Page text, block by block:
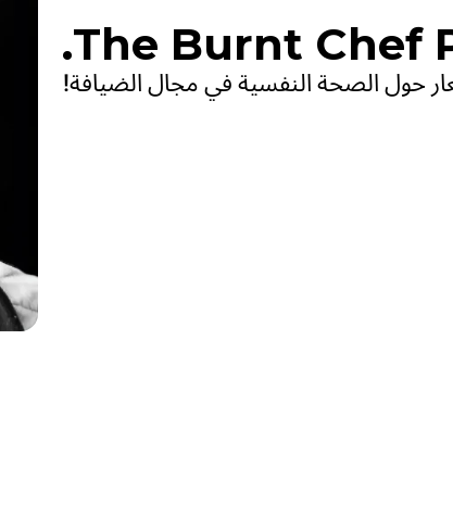
The Burnt Chef
حول الصحة النفسية في مجال الضيافة!